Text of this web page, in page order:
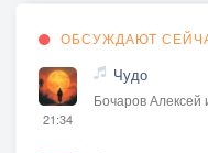
ОБСУЖДАЮТ
21:34
Чудо
Бочаров Алексей